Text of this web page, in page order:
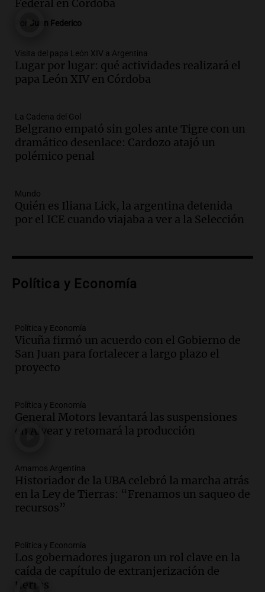
Episodios
Audio.Madres en Rosario piden por la
ley Joaquín.
Viva la Radio Rosario
Audio. Juan Pedro Colombo, rematador
de hacienda: “Las tecnologías no
reemplazan el contacto con la gente”
La Argentina, hoy
Audio.
un pozo de 17 metros en Nueva Córdoba
Panorama Federal
Audio.Lanzamiento del Tigo 7 CSH: el
al mercado argentino
Audio.Perito Moreno recibe la Copa
Mundial de Natación de Invierno con
récords y atletas de 20 países
Amamos Argentina
Audio.Conductor imputado por
accidente fatal en San Luis dejó tres
jóvenes muertos y un herido grave
Audio.Historiador de la UBA celebró la
marcha atrás en la Ley de Tierras:
“Frenamos un saqueo de recursos”
Amamos Argentina
Audio.Ahyre estuvo en el Estudio
Federal Sancor Seguros y adelantó su
nuevo tema a Cadena 3 Rosario.
Viva la Radio Rosario
Federal en Córdoba
Juan Federico
Visita del papa León XIV a Argentina
Lugar por lugar: qué actividades realizará el
papa León XIV en Córdoba
La Cadena del Gol
Belgrano empató sin goles ante Tigre con un
dramático desenlace: Cardozo atajó un
polémico penal
Mundo
Quién es Iliana Lick, la argentina detenida
por el ICE cuando viajaba a ver a la Selección
Política y Economía
Política y Economía
Vicuña firmó un acuerdo con el Gobierno de
San Juan para fortalecer a largo plazo el
proyecto
Política y Economía
General Motors levantará las suspensiones
en Alvear y retomará la producción
Amamos Argentina
Historiador de la UBA celebró la marcha atrás
en la Ley de Tierras: “Frenamos un saqueo de
recursos”
Política y Economía
Los gobernadores jugaron un rol clave en la
caída de capítulo de extranjerización de
tierras